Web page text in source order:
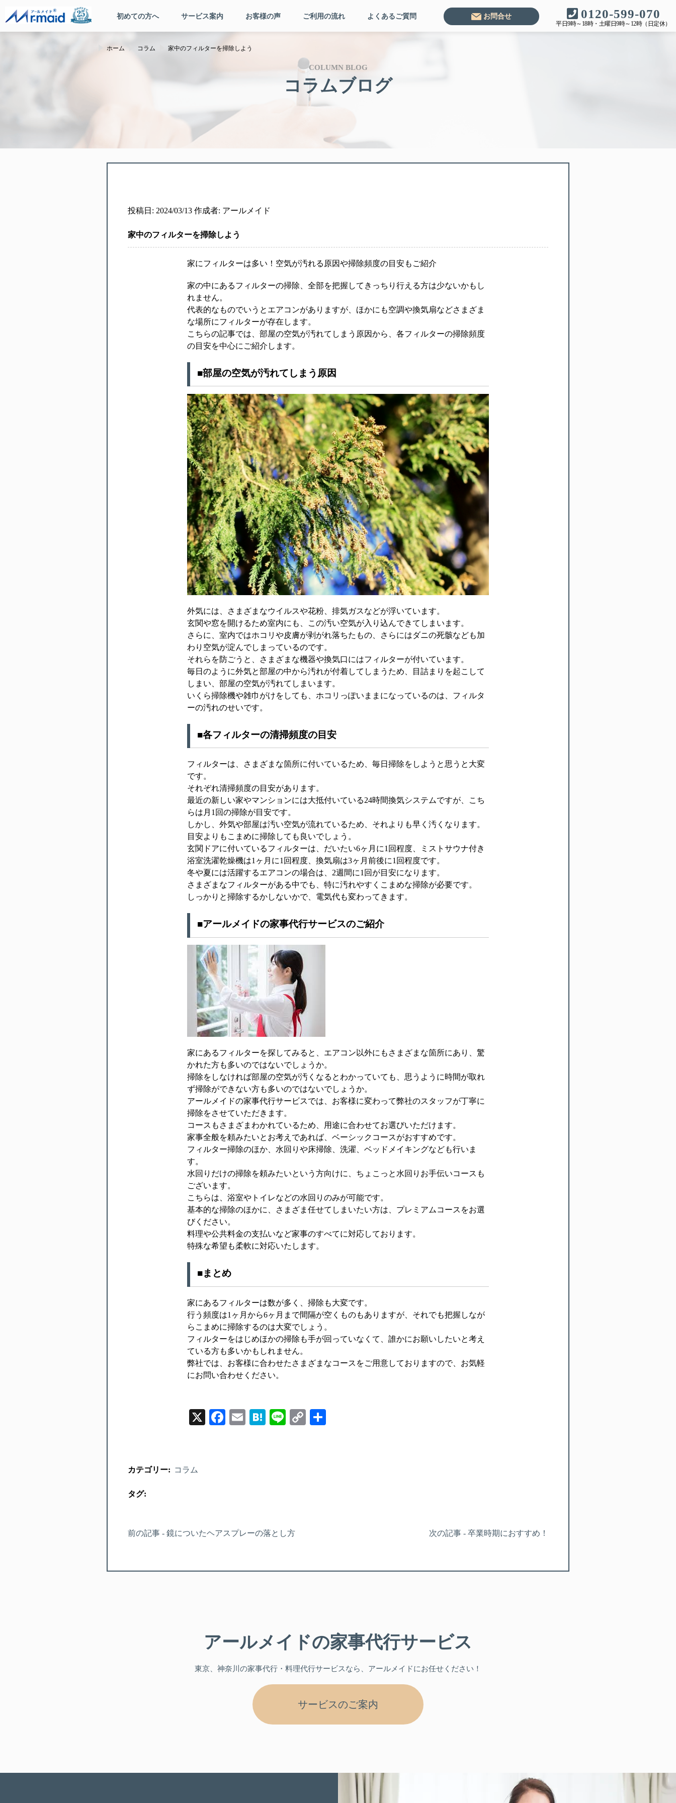
初めての方へ サービス案内 お客様の声 ご利用の流れ よくあるご質問 お問合せ 0120-599-070
平日9時～18時・土曜日9時～12時（日定休）
COLUMN BLOG
コラムブログ
ホーム コラム 家中のフィルターを掃除しよう
投稿日: 2024/03/13 作成者: アールメイド
家中のフィルターを掃除しよう
家にフィルターは多い！空気が汚れる原因や掃除頻度の目安もご紹介
家の中にあるフィルターの掃除、全部を把握してきっちり行える方は少ないかもし
れません。
代表的なものでいうとエアコンがありますが、ほかにも空調や換気扇などさまざま
な場所にフィルターが存在します。
こちらの記事では、部屋の空気が汚れてしまう原因から、各フィルターの掃除頻度
の目安を中心にご紹介します。
■部屋の空気が汚れてしまう原因
外気には、さまざまなウイルスや花粉、排気ガスなどが浮いています。
玄関や窓を開けるため室内にも、この汚い空気が入り込んできてしまいます。
さらに、室内ではホコリや皮膚が剥がれ落ちたもの、さらにはダニの死骸なども加
わり空気が淀んでしまっているのです。
それらを防ごうと、さまざまな機器や換気口にはフィルターが付いています。
毎日のように外気と部屋の中から汚れが付着してしまうため、目詰まりを起こして
しまい、部屋の空気が汚れてしまいます。
いくら掃除機や雑巾がけをしても、ホコリっぽいままになっているのは、フィルタ
ーの汚れのせいです。
■各フィルターの清掃頻度の目安
フィルターは、さまざまな箇所に付いているため、毎日掃除をしようと思うと大変
です。
それぞれ清掃頻度の目安があります。
最近の新しい家やマンションには大抵付いている24時間換気システムですが、こち
らは月1回の掃除が目安です。
しかし、外気や部屋は汚い空気が流れているため、それよりも早く汚くなります。
目安よりもこまめに掃除しても良いでしょう。
玄関ドアに付いているフィルターは、だいたい6ヶ月に1回程度、ミストサウナ付き
浴室洗濯乾燥機は1ヶ月に1回程度、換気扇は3ヶ月前後に1回程度です。
冬や夏には活躍するエアコンの場合は、2週間に1回が目安になります。
さまざまなフィルターがある中でも、特に汚れやすくこまめな掃除が必要です。
しっかりと掃除するかしないかで、電気代も変わってきます。
■アールメイドの家事代行サービスのご紹介
家にあるフィルターを探してみると、エアコン以外にもさまざまな箇所にあり、驚
かれた方も多いのではないでしょうか。
掃除をしなければ部屋の空気が汚くなるとわかっていても、思うように時間が取れ
ず掃除ができない方も多いのではないでしょうか。
アールメイドの家事代行サービスでは、お客様に変わって弊社のスタッフが丁寧に
掃除をさせていただきます。
コースもさまざまわかれているため、用途に合わせてお選びいただけます。
家事全般を頼みたいとお考えであれば、ベーシックコースがおすすめです。
フィルター掃除のほか、水回りや床掃除、洗濯、ベッドメイキングなども行いま
す。
水回りだけの掃除を頼みたいという方向けに、ちょこっと水回りお手伝いコースも
ございます。
こちらは、浴室やトイレなどの水回りのみが可能です。
基本的な掃除のほかに、さまざま任せてしまいたい方は、プレミアムコースをお選
びください。
料理や公共料金の支払いなど家事のすべてに対応しております。
特殊な希望も柔軟に対応いたします。
■まとめ
家にあるフィルターは数が多く、掃除も大変です。
行う頻度は1ヶ月から6ヶ月まで間隔が空くものもありますが、それでも把握しなが
らこまめに掃除するのは大変でしょう。
フィルターをはじめほかの掃除も手が回っていなくて、誰かにお願いしたいと考え
ている方も多いかもしれません。
弊社では、お客様に合わせたさまざまなコースをご用意しておりますので、お気軽
にお問い合わせください。
X Facebook
EmailHatenaLineCopy
カテゴリー: コラム
タグ:
前の記事 - 鏡についたヘアスプレーの落とし方 次の記事 - 卒業時期におすすめ！
アールメイドの家事代行サービス
東京、神奈川 の家事代行・料理代行サービスなら、アールメイドにお任せください！
サービスのご案内